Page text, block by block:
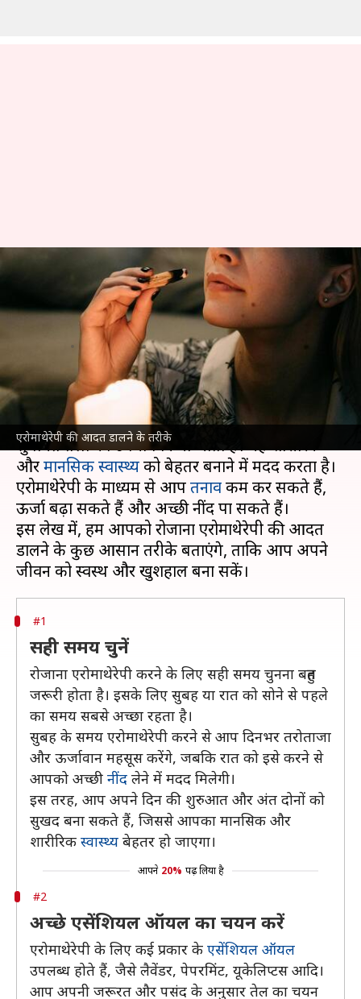
एरोमाथेरेपी की आदत डालने के तरीके
एरोमाथेरेपी के जरिए कम हो सकता
है तनाव, जानिए इसकी आदत डालने
के आसान तरीके
Dec 13, 2024 11:11 am
क्या है खबर?
एरोमाथेरेपी एक प्राकृतिक चिकित्सा विधि है, जिसमें
सुगंधित तेलों का उपयोग किया जाता है। यह शारीरिक
औरमानसिक स्वास्थ्यको बेहतर बनाने में मदद करता है।
एरोमाथेरेपी के माध्यम से आपतनावकम कर सकते हैं,
ऊर्जा बढ़ा सकते हैं और अच्छी नींद पा सकते हैं।
इस लेख में, हम आपको रोजाना एरोमाथेरेपी की आदत
डालने के कुछ आसान तरीके बताएंगे, ताकि आप अपने
#1
सही समय चुनें
रोजाना एरोमाथेरेपी करने के लिए सही समय चुनना बहुत
जरूरी होता है। इसके लिए सुबह या रात को सोने से पहले
का समय सबसे अच्छा रहता है।
सुबह के समय एरोमाथेरेपी करने से आप दिनभर तरोताजा
और ऊर्जावान महसूस करेंगे, जबकि रात को इसे करने से
आपको अच्छी नींद लेने में मदद मिलेगी।
इस तरह, आप अपने दिन की शुरुआत और अंत दोनों को
सुखद बना सकते हैं, जिससे आपका मानसिक और
शारीरिक स्वास्थ्य बेहतर हो जाएगा।
आपने 20% पढ़ लिया है
#2
अच्छे एसेंशियल ऑयल का चयन करें
एरोमाथेरेपी के लिए कई प्रकार के एसेंशियल ऑयल
उपलब्ध होते हैं, जैसे लैवेंडर, पेपरमिंट, यूकेलिप्टस आदि।
आप अपनी जरूरत और पसंद के अनुसार तेल का चयन